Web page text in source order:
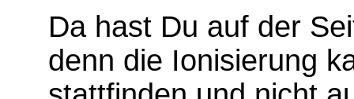
Da hast Du auf der
denn die Ionisierung